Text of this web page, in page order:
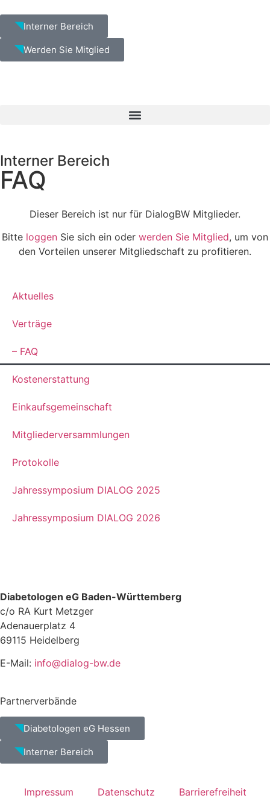
Interner Bereich
Werden Sie Mitglied
Interner Bereich
FAQ
Dieser Bereich ist nur für DialogBW Mitglieder.
Bitte loggen Sie sich ein oder werden Sie Mitglied, um von
den Vorteilen unserer Mitgliedschaft zu profitieren.
Aktuelles
Verträge
– FAQ
Kostenerstattung
Einkaufsgemeinschaft
Mitgliederversammlungen
Protokolle
Jahressymposium DIALOG 2025
Jahressymposium DIALOG 2026
Diabetologen eG Baden-Württemberg
c/o RA Kurt Metzger
Adenauerplatz 4
69115 Heidelberg
E-Mail: info@dialog-bw.de
Partnerverbände
Diabetologen eG Hessen
Interner Bereich
Impressum Datenschutz Barrierefreiheit